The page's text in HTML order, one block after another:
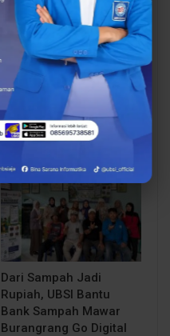
Siap Kuliah Berkualitas?
UBSI Cengkareng Gelar
Open Booth Spesial
dengan Beasiswa…
BERITA
Dari Sampah Jadi
Rupiah, UBSI Bantu
Bank Sampah Mawar
Burangrang Go Digital